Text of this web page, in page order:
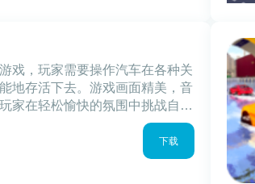
戏，玩家需要操作汽车在各种关
地存活下去。游戏画面精美，音
家在轻松愉快的氛围中挑战自
的游戏画面，带给玩家极致的视
，每种
下载